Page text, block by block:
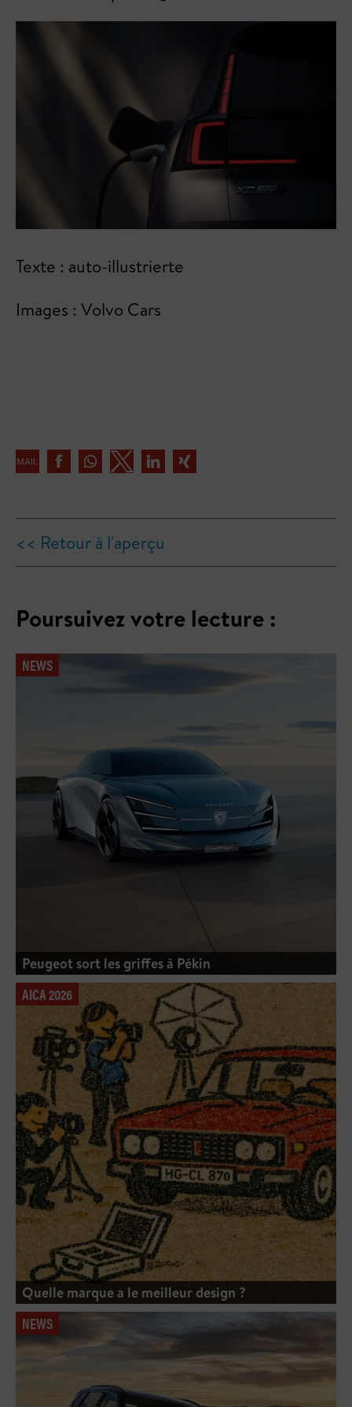
Texte : auto-illustrierte
Images : Volvo Cars
<< Retour à l'aperçu
Poursuivez votre lecture :
NEWS
Peugeot sort les griffes à Pékin
AICA 2026
Quelle marque a le meilleur design ?
NEWS